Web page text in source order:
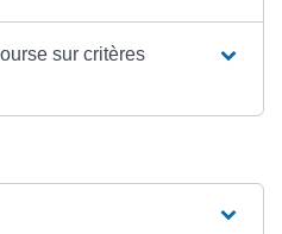
sur critères